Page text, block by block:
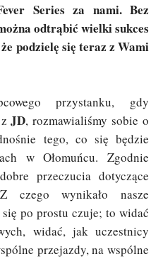
Series za nami. Bez
odtrąbić wielki sukces
podzielę się teraz z Wami
przystanku, gdy
zJD, rozmawialiśmy sobie o
tego, co się będzie
w Ołomuńcu. Zgodnie
przeczucia dotyczące
czego wynikało nasze
po prostu czuje; to widać
widać, jak uczestnicy
przejazdy, na wspólne